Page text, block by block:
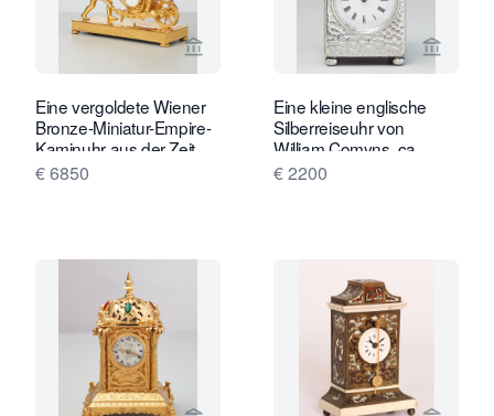
Verkaeuferseite von Toebosch
Eine vergoldete Wiener
Bronze-Miniatur-Empire-
Kaminuhr aus der Zeit
um 1810
€ 6850
Eine kleine englische
Silberreiseuhr von
William Comyns, ca.
1900
€ 2200